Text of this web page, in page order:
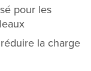
pour les
la charge